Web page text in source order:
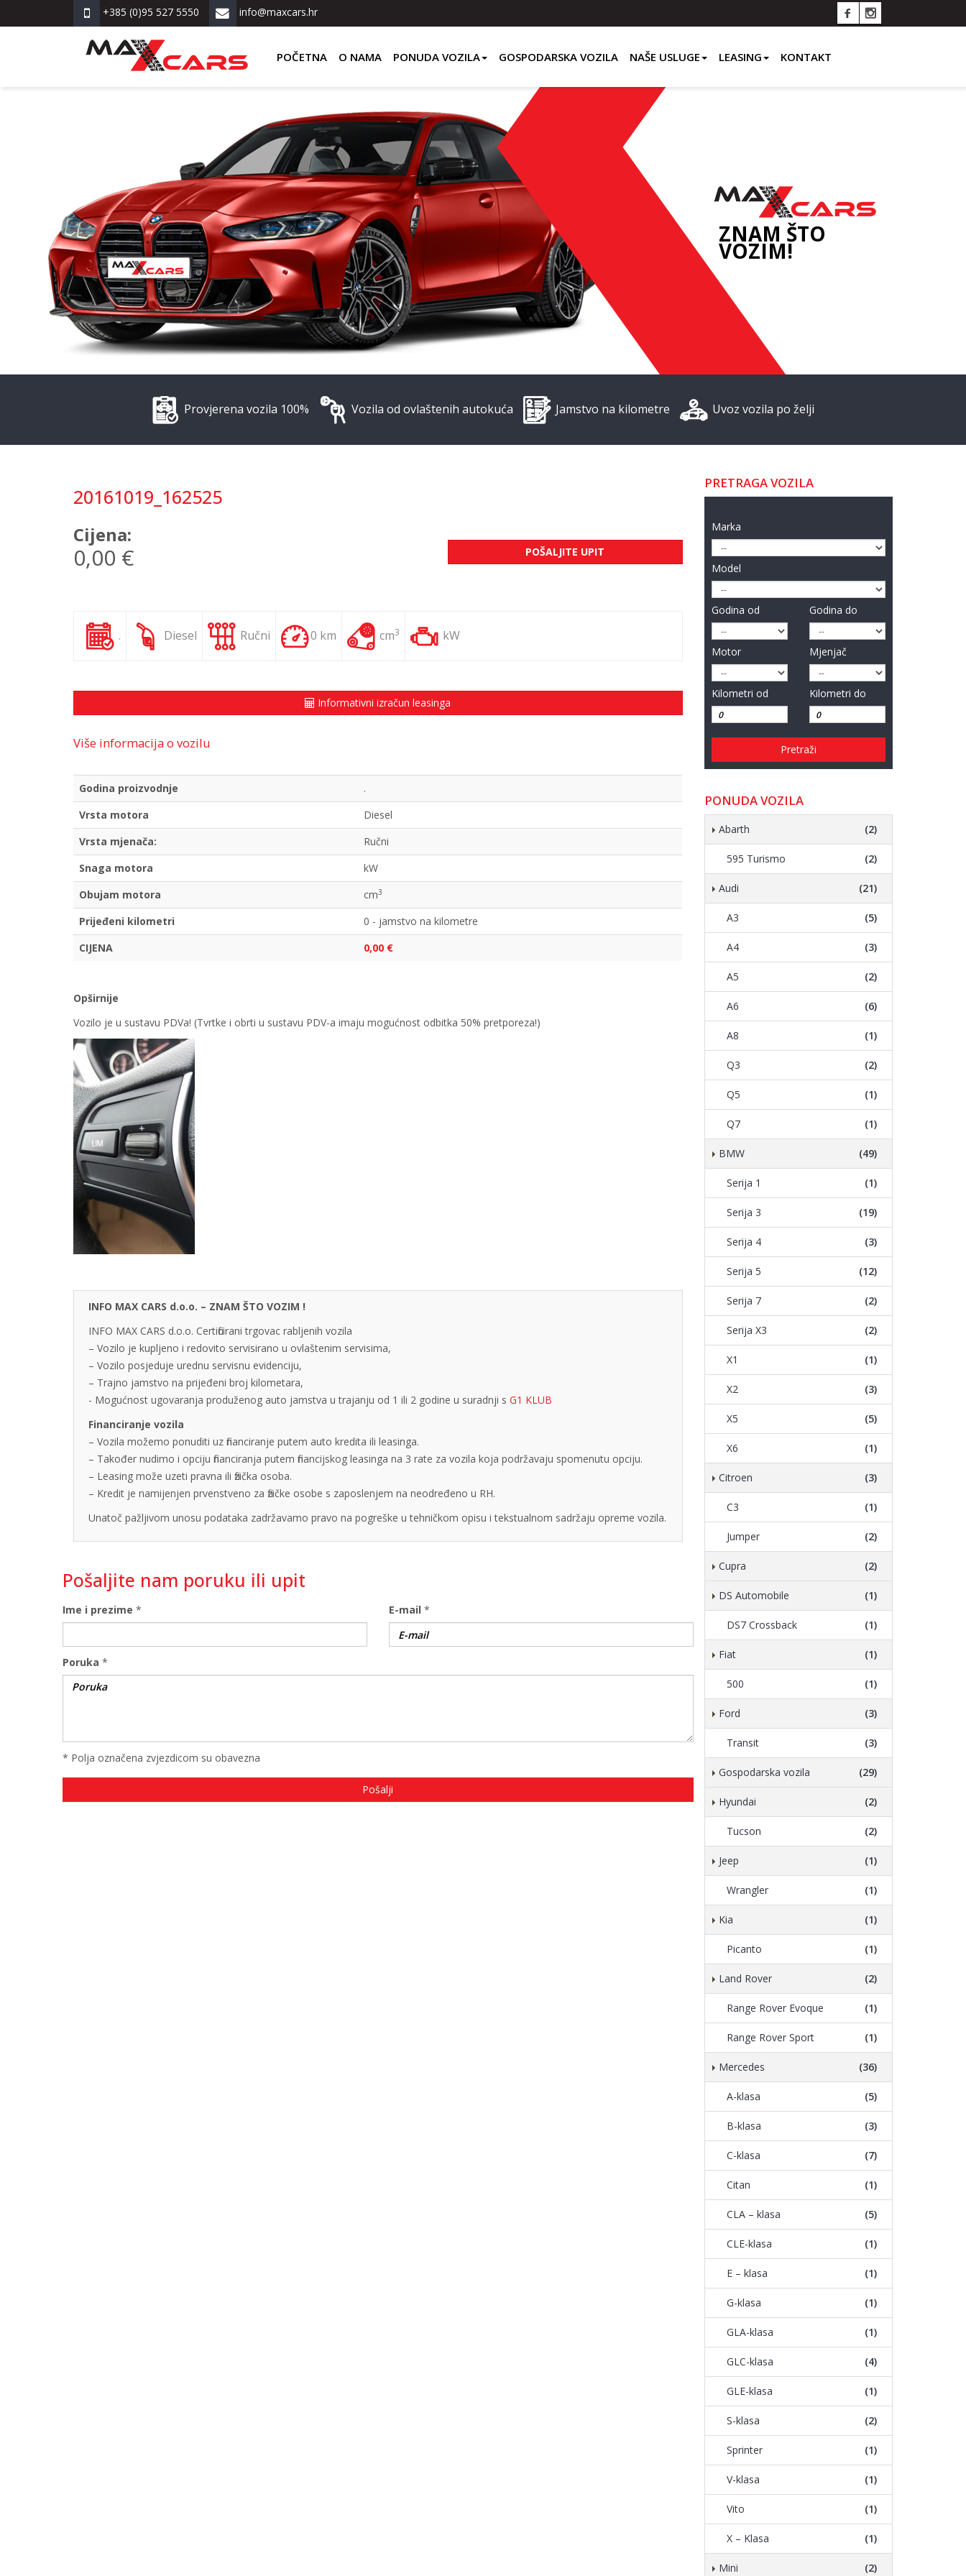
+385 (0)95 527 5550 info@maxcars.hr
POČETNA O NAMA PONUDA VOZILA GOSPODARSKA VOZILA NAŠE USLUGE LEASING KONTAKT
ZNAM ŠTO
VOZIM!
Provjerena vozila 100% Vozila od ovlaštenih autokuća Jamstvo na kilometre Uvoz vozila po želji
20161019_162525
Cijena:
0,00 € POŠALJITE UPIT
. Diesel Ručni 0 km cm3 kW
Informativni izračun leasinga
Više informacija o vozilu
Godina proizvodnje
.
Vrsta motora
Diesel
Vrsta mjenača:
Ručni
Snaga motora
kW
Obujam motora
cm3
Prijeđeni kilometri
0 - jamstvo na kilometre
CIJENA
0,00 €
Opširnije
Vozilo je u sustavu PDVa! (Tvrtke i obrti u sustavu PDV-a imaju mogućnost odbitka 50% pretporeza!)
INFO MAX CARS d.o.o. – ZNAM ŠTO VOZIM !
INFO MAX CARS d.o.o. Certificirani trgovac rabljenih vozila
– Vozilo je kupljeno i redovito servisirano u ovlaštenim servisima,
– Vozilo posjeduje urednu servisnu evidenciju,
– Trajno jamstvo na prijeđeni broj kilometara,
- Mogućnost ugovaranja produženog auto jamstva u trajanju od 1 ili 2 godine u suradnji s G1 KLUB
Financiranje vozila
– Vozila možemo ponuditi uz financiranje putem auto kredita ili leasinga.
– Također nudimo i opciju financiranja putem financijskog leasinga na 3 rate za vozila koja podržavaju spomenutu opciju.
– Leasing može uzeti pravna ili fizička osoba.
– Kredit je namijenjen prvenstveno za fizičke osobe s zaposlenjem na neodređeno u RH.
Unatoč pažljivom unosu podataka zadržavamo pravo na pogreške u tehničkom opisu i tekstualnom sadržaju opreme vozila.
Pošaljite nam poruku ili upit
Ime i prezime * E-mail *
Poruka *
* Polja označena zvjezdicom su obavezna
PRETRAGA VOZILA
Marka
Model
Godina od Godina do
Motor Mjenjač
Kilometri od Kilometri do
Pretraži
PONUDA VOZILA
Abarth (2)
595 Turismo (2)
Audi (21)
A3 (5)
A4 (3)
A5 (2)
A6 (6)
A8 (1)
Q3 (2)
Q5 (1)
Q7 (1)
BMW (49)
Serija 1 (1)
Serija 3 (19)
Serija 4 (3)
Serija 5 (12)
Serija 7 (2)
Serija X3 (2)
X1 (1)
X2 (3)
X5 (5)
X6 (1)
Citroen (3)
C3 (1)
Jumper (2)
Cupra (2)
DS Automobile (1)
DS7 Crossback (1)
Fiat (1)
500 (1)
Ford (3)
Transit (3)
Gospodarska vozila (29)
Hyundai (2)
Tucson (2)
Jeep (1)
Wrangler (1)
Kia (1)
Picanto (1)
Land Rover (2)
Range Rover Evoque (1)
Range Rover Sport (1)
Mercedes (36)
A-klasa (5)
B-klasa (3)
C-klasa (7)
Citan (1)
CLA – klasa (5)
CLE-klasa (1)
E – klasa (1)
G-klasa (1)
GLA-klasa (1)
GLC-klasa (4)
GLE-klasa (1)
S-klasa (2)
Sprinter (1)
V-klasa (1)
Vito (1)
X – Klasa (1)
Mini (2)